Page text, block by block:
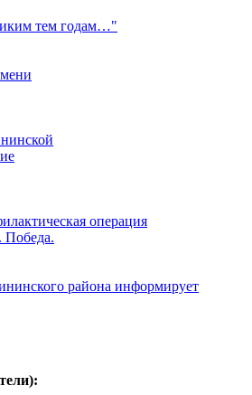
тем годам…"
операция
Победа.
района информирует